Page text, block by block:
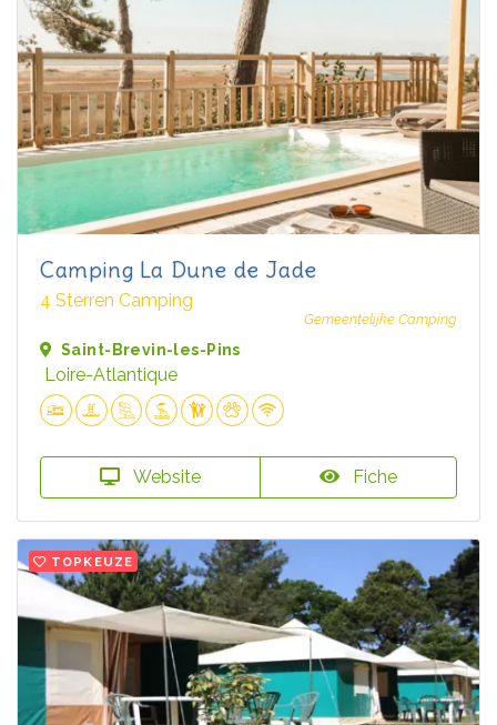
Camping La Dune de Jade
4 Sterren Camping
Gemeentelijke Camping
Saint-Brevin-les-Pins
Loire-Atlantique
Website Fiche
TOPKEUZE